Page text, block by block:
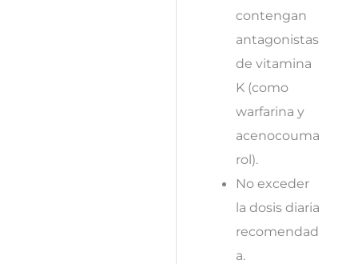
contengan
antagonistas
de vitamina
K (como
warfarina y
acenocouma
rol).
No exceder
la dosis diaria
recomendad
a.